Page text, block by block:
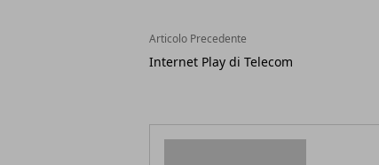
Articolo Precedente
Internet Play di Telecom